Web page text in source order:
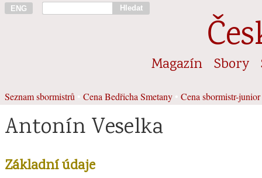
ENG Hledat
Magazín Sbory
Seznam sbormistrů Cena Bedřicha Smetany Cena sbormistr-junior
Antonín Veselka
Základní údaje